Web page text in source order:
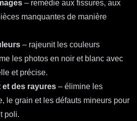
– remédie aux fissures, aux
manquantes de manière
– rajeunit les couleurs
les photos en noir et blanc avec
et précise.
des rayures – élimine les
le grain et les défauts mineurs pour
poli.